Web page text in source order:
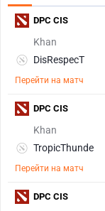
Khan
DisRespecT
Перейти на матч
DPC CIS
Khan
TropicThunde
Перейти на матч
DPC CIS
DPC CIS